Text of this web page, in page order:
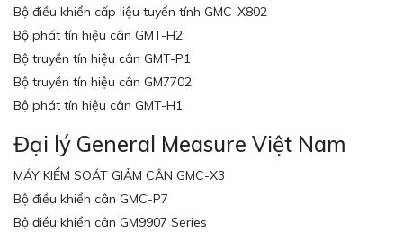
Bộ điều khiển cấp liệu tuyến tính GMC-X802
Bộ phát tín hiệu cân GMT-H2
Bộ truyền tín hiệu cân GMT-P1
Bộ truyền tín hiệu cân GM7702
Bộ phát tín hiệu cân GMT-H1
Đại lý General Measure Việt Nam
MÁY KIỂM SOÁT GIẢM CÂN GMC-X3
Bộ điều khiển cân GMC-P7
Bộ điều khiển cân GM9907 Series